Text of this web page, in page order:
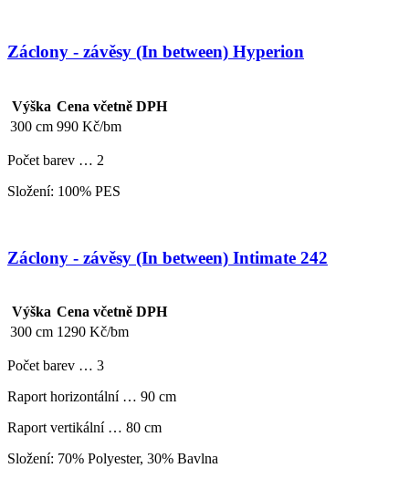
Záclony - závěsy (In between) Hyperion
Výška Cena včetně DPH
300 cm 990 Kč/bm
Počet barev … 2
Složení: 100% PES
Záclony - závěsy (In between) Intimate 242
Výška Cena včetně DPH
300 cm 1290 Kč/bm
Počet barev … 3
Raport horizontální … 90 cm
Raport vertikální … 80 cm
Složení: 70% Polyester, 30% Bavlna